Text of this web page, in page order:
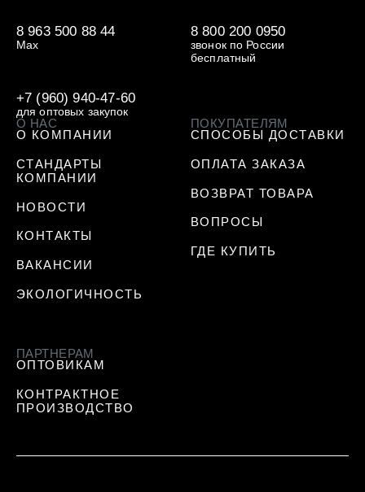
8 800 200 0950
звонок по России
бесплатный
8 963 500 88 44
Max
+7 (960) 940-47-60
для оптовых закупок
О НАС
О КОМПАНИИ
СТАНДАРТЫ
КОМПАНИИ
НОВОСТИ
КОНТАКТЫ
ВАКАНСИИ
ЭКОЛОГИЧНОСТЬ
ПОКУПАТЕЛЯМ
СПОСОБЫ ДОСТАВКИ
ОПЛАТА ЗАКАЗА
ВОЗВРАТ ТОВАРА
ВОПРОСЫ
ГДЕ КУПИТЬ
ПАРТНЕРАМ
ОПТОВИКАМ
КОНТРАКТНОЕ
ПРОИЗВОДСТВО